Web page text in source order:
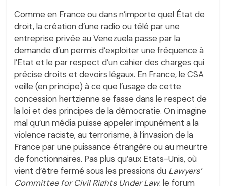
Comme en France ou dans n’importe quel État de
droit, la création d’une radio ou télé par une
entreprise privée au Venezuela passe par la
demande d’un permis d’exploiter une fréquence à
l’Etat et le par respect d’un cahier des charges qui
précise droits et devoirs légaux. En France, le CSA
veille (en principe) à ce que l’usage de cette
concession hertzienne se fasse dans le respect de
la loi et des principes de la démocratie. On imagine
mal qu’un média puisse appeler impunément a la
violence raciste, au terrorisme, à l’invasion de la
France par une puissance étrangère ou au meurtre
de fonctionnaires. Pas plus qu’aux Etats-Unis, où
vient d’être fermé sous les pressions du Lawyers’
Committee for Civil Rights Under Law, le forum